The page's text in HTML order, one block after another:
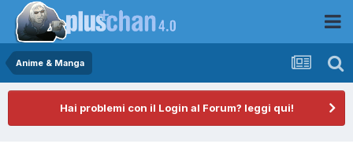
Anime & Manga
Hai problemi con il Login al Forum? leggi qui!